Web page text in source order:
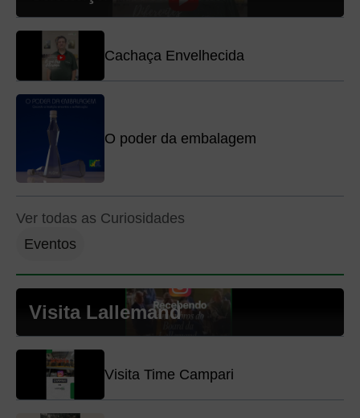
Cachaça Envelhecida
O poder da embalagem
Ver todas as Curiosidades
Eventos
Visita Lallemand
Visita Time Campari